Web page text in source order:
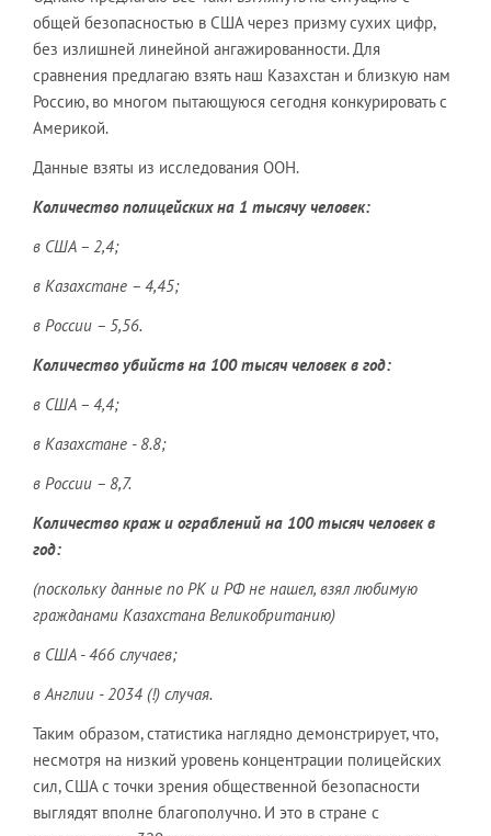
общей безопасностью в США через призму сухих цифр,
без излишней линейной ангажированности. Для
сравнения предлагаю взять наш Казахстан и близкую нам
Россию, во многом пытающуюся сегодня конкурировать с
Америкой.
Данные взяты из исследования ООН.
Количество полицейских на 1 тысячу человек:
в США – 2,4;
в Казахстане – 4,45;
в России – 5,56.
Количество убийств на 100 тысяч человек в год:
в США – 4,4;
в Казахстане - 8.8;
в России – 8,7.
Количество краж и ограблений на 100 тысяч человек в
год:
(поскольку данные по РК и РФ не нашел, взял любимую
гражданами Казахстана Великобританию)
в США - 466 случаев;
в Англии - 2034 (!) случая.
Таким образом, статистика наглядно демонстрирует, что,
несмотря на низкий уровень концентрации полицейских
сил, США с точки зрения общественной безопасности
выглядят вполне благополучно. И это в стране с